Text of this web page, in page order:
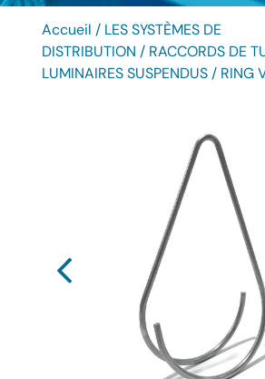
Accueil / LES SYSTÈMES DE
DISTRIBUTION / RACCORDS DE
LUMINAIRES SUSPENDUS/ RING